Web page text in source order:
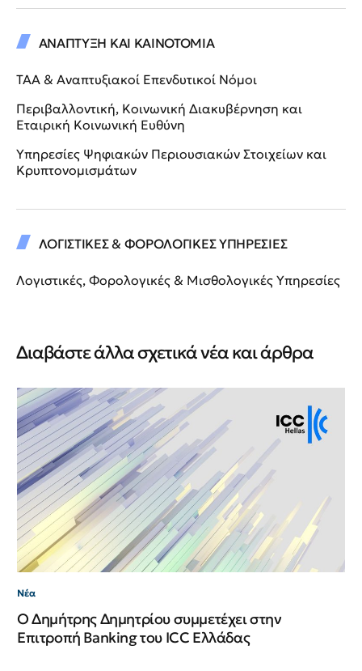
ΑΝΑΠΤΥΞΗ ΚΑΙ ΚΑΙΝΟΤΟΜΙΑ
ΤΑΑ & Αναπτυξιακοί Επενδυτικοί Νόμοι
Περιβαλλοντική, Κοινωνική Διακυβέρνηση και
Εταιρική Κοινωνική Ευθύνη
Υπηρεσίες Ψηφιακών Περιουσιακών Στοιχείων και
Κρυπτονομισμάτων
ΛΟΓΙΣΤΙΚΕΣ & ΦΟΡΟΛΟΓΙΚΕΣ ΥΠΗΡΕΣΙΕΣ
Λογιστικές, Φορολογικές & Μισθολογικές Υπηρεσίες
Διαβάστε άλλα σχετικά νέα και άρθρα
Νέα
Ο Δημήτρης Δημητρίου συμμετέχει στην
Επιτροπή Banking του ICC Ελλάδας